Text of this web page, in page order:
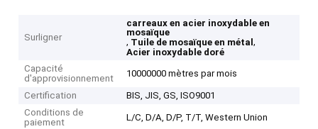
Surligner
carreaux en acier inoxydable en
mosaïque
, Tuile de mosaïque en métal,
Acier inoxydable doré
Capacité
d'approvisionnement
10000000 mètres par mois
Certification
BIS, JIS, GS, ISO9001
Conditions de
paiement
L/C, D/A, D/P, T/T, Western Union